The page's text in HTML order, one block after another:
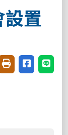
置
友善列印(開新視
分享至臉書
分享